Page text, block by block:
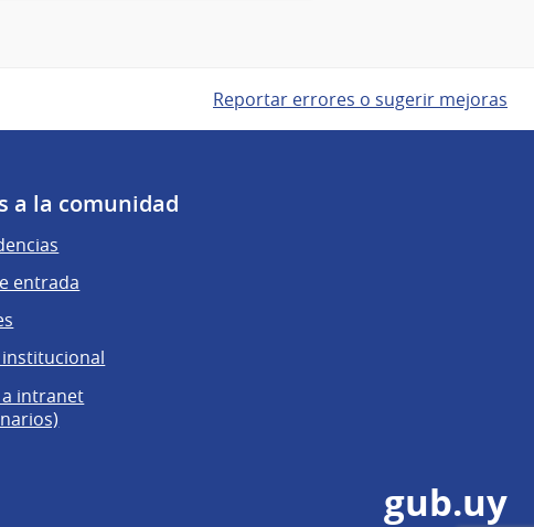
Reportar errores o sugerir mejoras
a la comunidad
entrada
a intranet
gub.uy